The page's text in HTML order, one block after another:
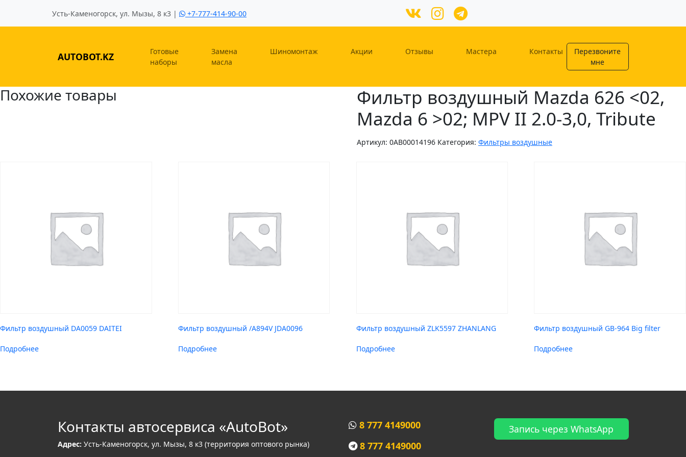
Усть-Каменогорск, ул. Мызы, 8 к3 | +7-777-414-90-00
AUTOBOT.KZ
Готовые
наборы
Замена
масла
Шиномонтаж Акции Отзывы Мастера Контакты
Перезвоните
мне
Фильтр воздушный Mazda 626 <02,
Mazda 6 >02; MPV II 2.0-3,0, Tribute
Артикул: 0AB00014196 Категория: Фильтры воздушные
Похожие товары
Фильтр воздушный DA0059 DAITEI
Подробнее
Фильтр воздушный /A894V JDA0096
Подробнее
Фильтр воздушный ZLK5597 ZHANLANG
Подробнее
Фильтр воздушный GB-964 Big filter
Подробнее
Контакты автосервиса «AutoBot»
Адрес: Усть-Каменогорск, ул. Мызы, 8 к3 (территория оптового рынка)
8 777 4149000
8 777 4149000
Запись через WhatsApp